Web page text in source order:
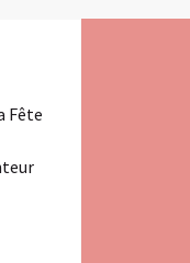
Fête